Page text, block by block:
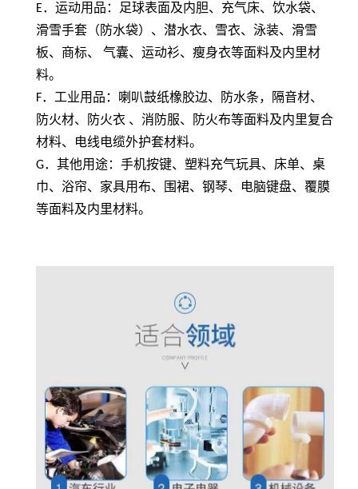
E．运动用品：足球表面及内胆、充气床、饮水袋、
滑雪手套（防水袋）、潜水衣、雪衣、泳装、滑雪
板、商标、 气囊、运动衫、瘦身衣等面料及内里材
料。
F．工业用品：喇叭鼓纸橡胶边、防水条，隔音材、
防火材、防火衣 、消防服、防火布等面料及内里复合
材料、电线电缆外护套材料。
G．其他用途：手机按键、塑料充气玩具、床单、桌
巾、浴帘、家具用布、围裙、钢琴、电脑键盘、覆膜
等面料及内里材料。